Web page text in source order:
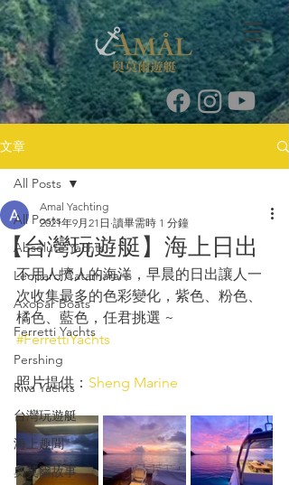
文章
All Posts
Absolute Yachts
Leopard Catamarans
Axopar Boats
Ferretti Yachts
Pershing
Riva Yachts
台灣玩遊艇
海上趣聞
奧莫爾故事
All Posts
【台灣玩遊艇】海上日出
Amal Yachting
2021年9月21日 讀畢需時 1 分鐘
不用人擠人的海洋，早晨的日出讓人一
次收集最多的色彩變化，紫色、粉色、
橘色、藍色，任君挑選 ~
#FerrettiYachts
照片提供： Sheng Marine